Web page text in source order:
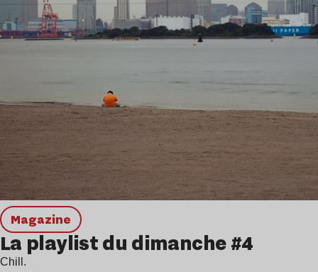
magazine
La playlist du dimanche #4
Chill.